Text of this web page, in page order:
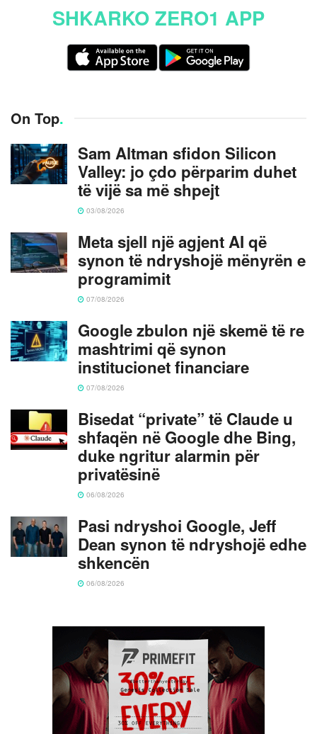
SHKARKO ZERO1 APP
On Top.
Sam Altman sfidon Silicon
Valley: jo çdo përparim duhet
të vijë sa më shpejt
03/08/2026
Meta sjell një agjent AI që
synon të ndryshojë mënyrën e
programimit
07/08/2026
Google zbulon një skemë të re
mashtrimi që synon
institucionet financiare
07/08/2026
Bisedat “private” të Claude u
shfaqën në Google dhe Bing,
duke ngritur alarmin për
privatësinë
06/08/2026
Pasi ndryshoi Google, Jeff
Dean synon të ndryshojë edhe
shkencën
06/08/2026